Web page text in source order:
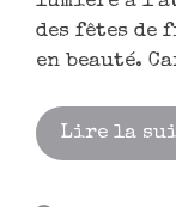
des fêtes de
en beauté.
Lire la